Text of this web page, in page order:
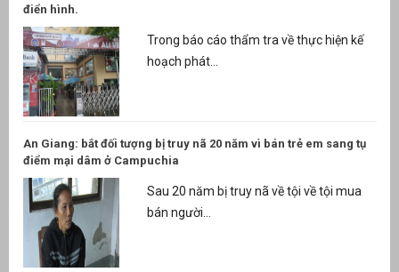
điển hình.
Trong báo cáo thẩm tra về thực hiện kế
hoạch phát...
An Giang: bắt đối tượng bị truy nã 20 năm vì bán trẻ em sang tụ
điểm mại dâm ở Campuchia
Sau 20 năm bị truy nã về tội về tội mua
bán người...